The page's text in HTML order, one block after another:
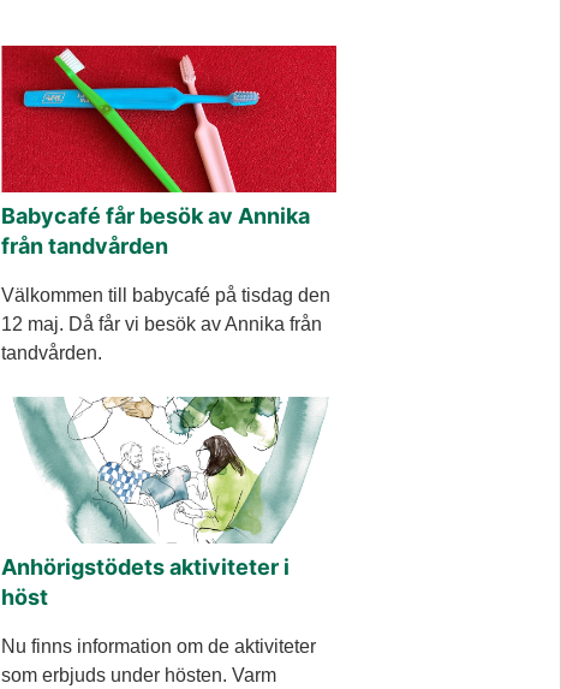
Babycafé får besök av Annika
från tandvården
Välkommen till babycafé på tisdag den
12 maj. Då får vi besök av Annika från
tandvården.
Anhörigstödets aktiviteter i
höst
Nu finns information om de aktiviteter
som erbjuds under hösten. Varm